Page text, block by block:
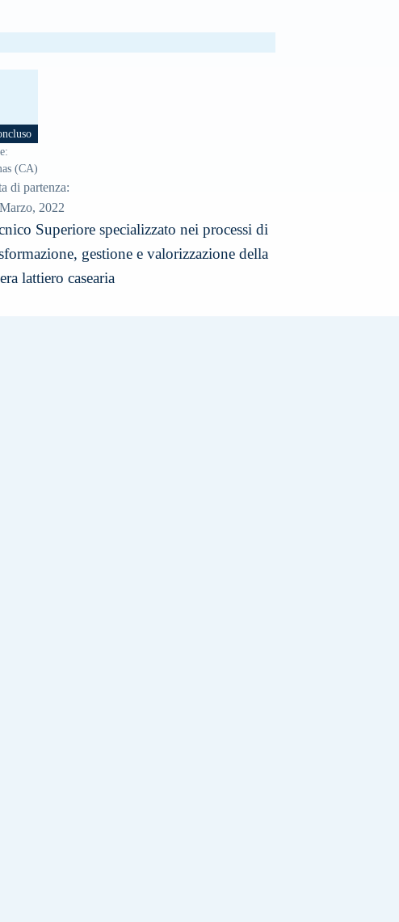
:
(CA)
di partenza:
2022
Superiore specializzato nei processi di
gestione e valorizzazione della
lattiero casearia